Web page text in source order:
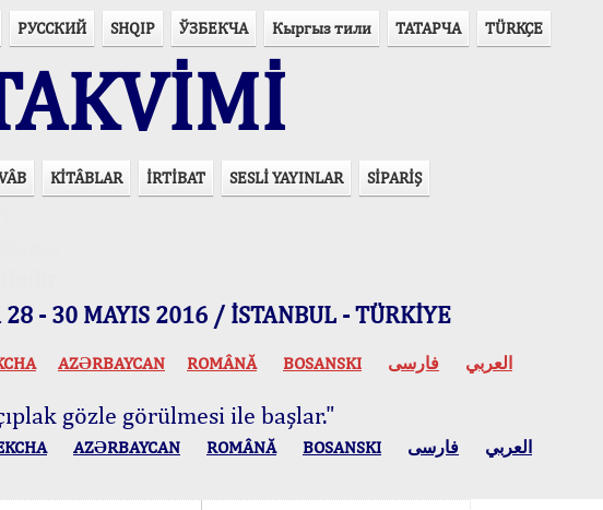
РУССКИЙ SHQIP ЎЗБЕКЧА Кыргыз тили ТАТАРЧА TÜRKÇE
KİTÂBLAR İRTİBAT SESLİ YAYINLAR SİPARİŞ
- 30 MAYIS 2016 / İSTANBUL - TÜRKİYE
AZӘRBAYCAN ROMÂNĂ BOSANSKI العربي فارسی
gözle görülmesi ile başlar."
AZӘRBAYCAN ROMÂNĂ BOSANSKI العربي فارسی